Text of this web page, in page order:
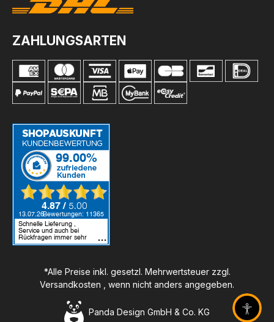
ZAHLUNGSARTEN
*Alle Preise inkl. gesetzl. Mehrwertsteuer zzgl.
Versandkosten , wenn nicht anders angegeben.
Panda Design GmbH & Co. KG